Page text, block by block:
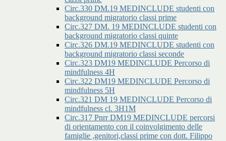
Circ.330 DM.19 MEDINCLUDE studenti con
background migratorio classi prime
Circ.327 DM. 19 MEDINCLUDE studenti con
background migratorio classi quinte
Circ.326 DM.19 MEDINCLUDE studenti con
background migratorio classi seconde
Circ.323 DM19 MEDINCLUDE Percorso di
mindfulness 4H
Circ.322 DM19 MEDINCLUDE Percorso di
mindfulness 5H
Circ.321 DM 19 MEDINCLUDE Percorso di
mindfulness cl. 3H1M
Circ.317 Pnrr DM19 MEDINCLUDE percorsi
di orientamento con il coinvolgimento delle
famiglie ,genitori,classi prime con dott. Filippo